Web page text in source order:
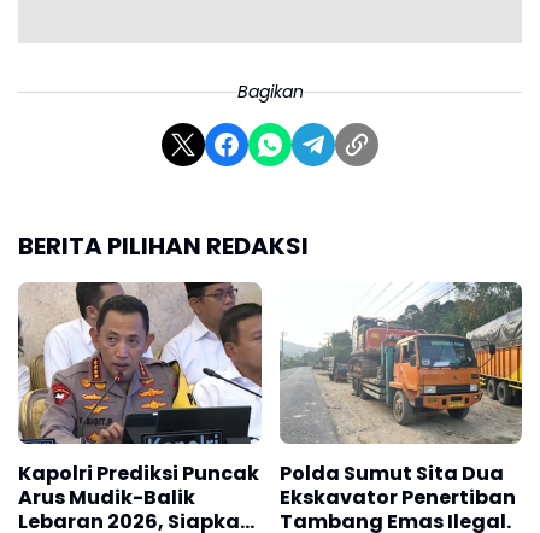
Bagikan
BERITA PILIHAN REDAKSI
Kapolri Prediksi Puncak
Arus Mudik-Balik
Lebaran 2026, Siapkan
Polda Sumut Sita Dua
Ekskavator Penertiban
Tambang Emas Ilegal.